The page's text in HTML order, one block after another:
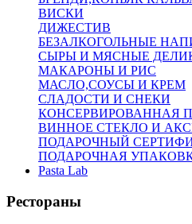
ВИСКИ
ДИЖЕСТИВ
БЕЗАЛКОГОЛЬНЫЕ
СЫРЫ И МЯСНЫЕ
МАКАРОНЫ И РИС
МАСЛО,СОУСЫ И КРЕМ
СЛАДОСТИ И СНЕКИ
КОНСЕРВИРОВАННАЯ
ВИННОЕ СТЕКЛО И
ПОДАРОЧНЫЙ
ПОДАРОЧНАЯ
Pasta Lab
Рестораны